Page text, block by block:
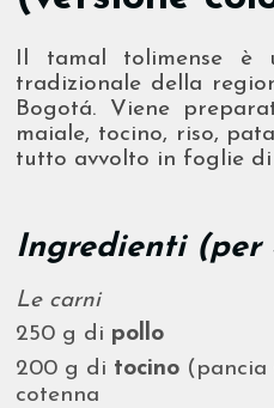
Il tamal tolimense è
tradizionale della
Bogotá. Viene
maiale, tocino, riso,
tutto avvolto in foglie
Ingredienti (per
Le carni
250 g di pollo
200 g di tocino (pancia
cotenna